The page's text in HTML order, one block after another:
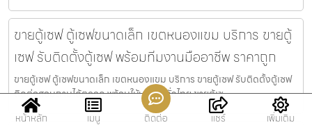
ขายตู้เซฟ ตู้เซฟขนาดเล็ก เขตหนองแขม บริการ ขายตู้
เซฟ รับติดตั้งตู้เซฟ พร้อมทีมงานมืออาชีพ ราคาถูก
ขายตู้เซฟ ตู้เซฟขนาดเล็ก เขตหนองแขม บริการ ขายตู้เซฟ รับติดตั้งตู้เซฟ
ติดต่อสอบถามได้ตลอด พร้อมให้บริการทั่วไทย ขายตู้เซ
หน้าหลัก
เมนู ติดต่อ แชร์ เพิ่มเติม